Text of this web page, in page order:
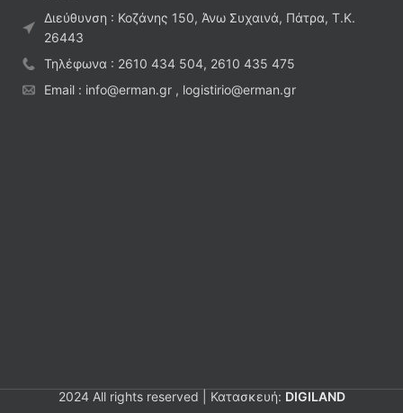
Διεύθυνση : Κοζάνης 150, Άνω Συχαινά, Πάτρα, Τ.Κ.
26443
Τηλέφωνα : 2610 434 504, 2610 435 475
Email : info@erman.gr , logistirio@erman.gr
2024 All rights reserved | Κατασκευή: DIGILAND